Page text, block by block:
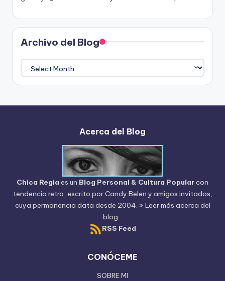
Archivo del Blog
del
Blog
Acerca del Blog
Chica Regia es un Blog Personal & Cultura Popularcon
tendencia retro, escrito porCandy Belen y amigos invitados,
cuya permanencia data desde 2004. » Leer más acerca del
blog...
RSS Feed
CONÓCEME
SOBRE MI